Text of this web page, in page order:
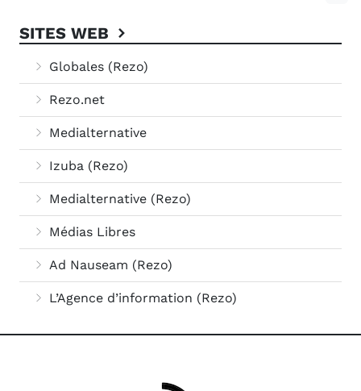
SITES WEB
Globales (Rezo)
Rezo.net
Medialternative
Izuba (Rezo)
Medialternative (Rezo)
Médias Libres
Ad Nauseam (Rezo)
L’Agence d’information (Rezo)